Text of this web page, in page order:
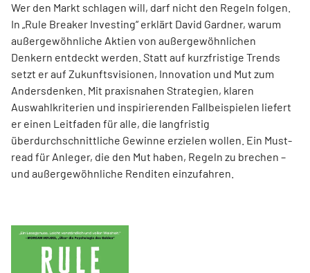
Wer den Markt schlagen will, darf nicht den Regeln folgen.
In „Rule Breaker Investing“ erklärt David Gardner, warum
außergewöhnliche Aktien von außer­gewöhnlichen
Denkern entdeckt werden. Statt auf kurzfristige Trends
setzt er auf Zukunftsvisionen, Innovation und Mut zum
Andersdenken. Mit praxisnahen Strategien, klaren
Auswahlkriterien und inspirierenden Fallbeispielen liefert
er einen Leit­faden für alle, die langfristig
überdurchschnittliche Gewinne erzielen wollen. Ein Must-
read für Anleger, die den Mut haben, Regeln zu brechen –
und außergewöhnliche Renditen einzufahren.